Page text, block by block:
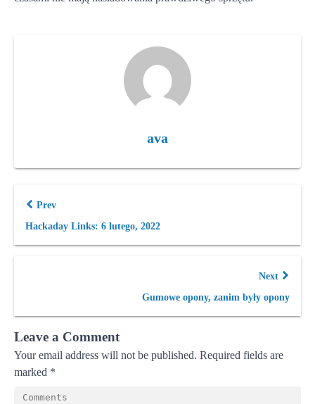
ava
Prev
Hackaday Links: 6 lutego, 2022
Next
Gumowe opony, zanim były opony
Leave a Comment
Your email address will not be published. Required fields are
marked *